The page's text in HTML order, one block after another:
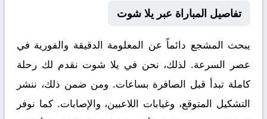
تفاصيل المباراة عبر يلا شوت
يبحث المشجع دائماً عن المعلومة الدقيقة والفورية في
عصر السرعة. لذلك، نحن في يلا شوت نقدم لك رحلة
كاملة تبدأ قبل الصافرة بساعات. ومن ضمن ذلك، ننشر
التشكيل المتوقع، وغيابات اللاعبين، والإصابات. كما نوفر